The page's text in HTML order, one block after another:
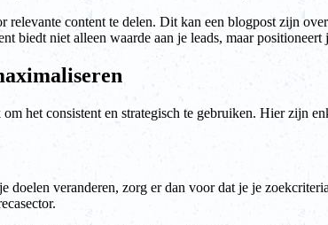
content te delen. Dit kan een blogpost zijn
biedt niet alleen waarde aan je leads, maar
het consistent en strategisch te gebruiken. Hier zijn
doelen veranderen, zorg er dan voor dat je je